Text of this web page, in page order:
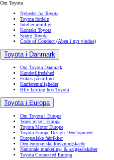
Om Toyota
Nyheder fra Toyota
Toyota fordele
Intet er umuligt
Kontakt Toyota
Spørg Toyota
Code of Conduct (Åben i nyt vindue)
Toyota i Danmark
Om Toyota Danmark
Kundetilfredshed
Fokus på miljøet
Karrieremuligheder
Bliv lærling hos Toyota
Toyota i Europa
Om Toyota i Europa
Vores rejse i Europa
Toyota Motor Europe
Toyota Europe Design Development
Europæiske fabrikker
Den europæiske forsyningskæde
Nationale marketing- & salgsselskaber
Toyota Connected Europa